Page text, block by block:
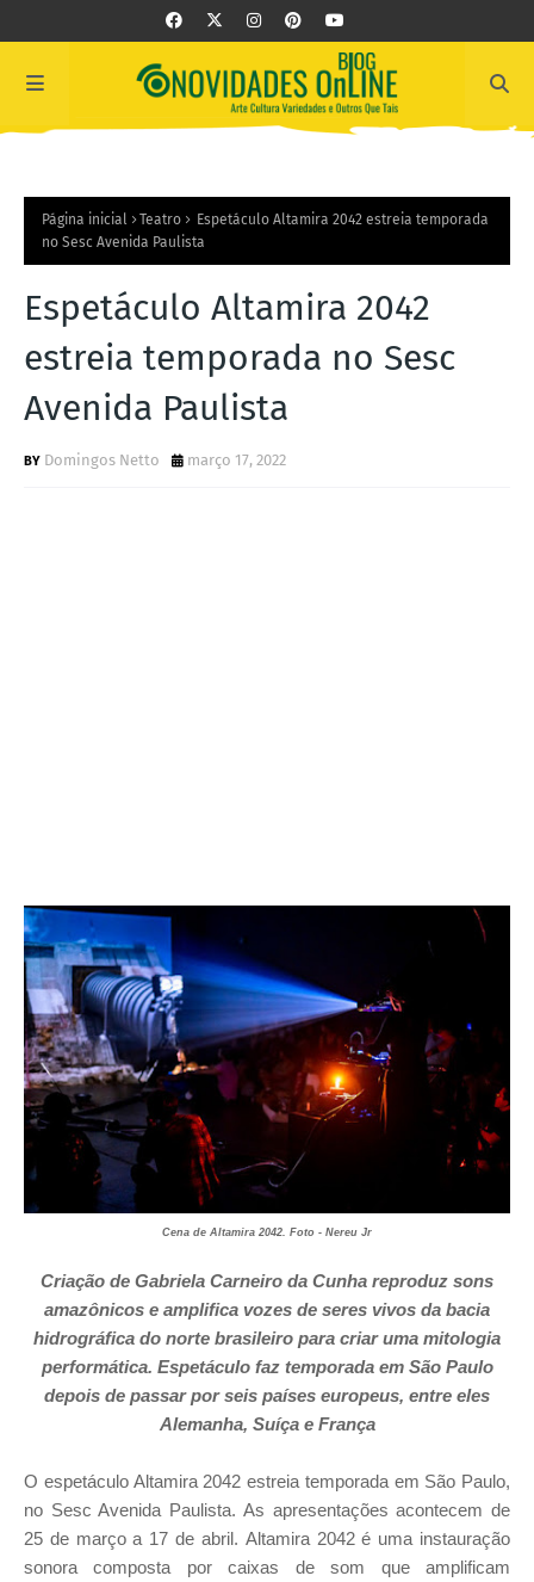
Página inicial Teatro
Espetáculo Altamira 2042 estreia temporada
no Sesc Avenida Paulista
Espetáculo Altamira 2042
estreia temporada no Sesc
Avenida Paulista
Domingos Netto março 17, 2022
Cena de Altamira 2042. Foto - Nereu Jr
Criação de Gabriela Carneiro da Cunha reproduz sons
amazônicos e amplifica vozes de seres vivos da bacia
hidrográfica do norte brasileiro para criar uma mitologia
performática. Espetáculo faz temporada em São Paulo
depois de passar por seis países europeus, entre eles
Alemanha, Suíça e França
O espetáculo Altamira 2042 estreia temporada em São Paulo,
no Sesc Avenida Paulista. As apresentações acontecem de
25 de março a 17 de abril. Altamira 2042 é uma instauração
sonora composta por caixas de som que amplificam